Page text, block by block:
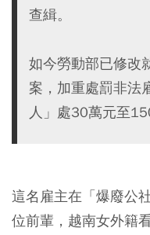
查緝。
如今勞動部已修改
案，加重處罰非法
人」處30萬元至
這名雇主在「爆廢公
位前輩，越南女外籍